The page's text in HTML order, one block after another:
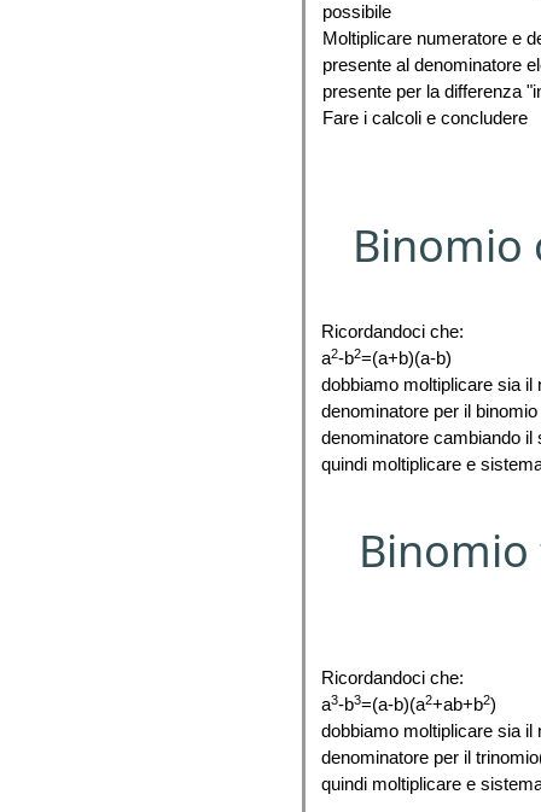
possibile
Moltiplicare numeratore e
presente al denominatore
presente per la differenza
Fare i calcoli e concludere
Binomio
Ricordandoci che:
a2-b2=(a+b)(a-b)
dobbiamo moltiplicare sia il
denominatore per il
denominatore cambiando il
quindi moltiplicare e
Ricordandoci che:
a3-b3=(a-b)(a2+ab+b2)
dobbiamo moltiplicare sia il
denominatore per il
quindi moltiplicare e